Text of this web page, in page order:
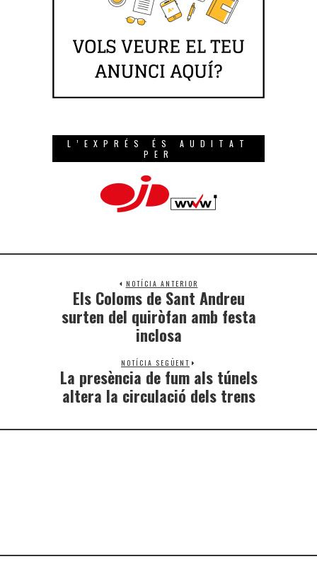
L’EXPRÉS ÉS AUDITAT
PER
NOTÍCIA ANTERIOR
Els Coloms de Sant Andreu
surten del quiròfan amb festa
inclosa
NOTÍCIA SEGÜENT
La presència de fum als túnels
altera la circulació dels trens